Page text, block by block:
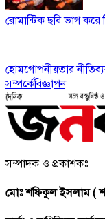
রোমান্টিক ছবি ভাগ করে
হোমগোপনীয়তার নীতি
সম্পর্কেবিজ্ঞাপন
সম্পাদক ও প্রকাশকঃ
মোঃ শফিকুল ইসলাম (